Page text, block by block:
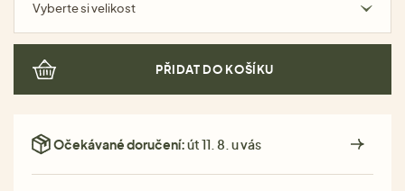
Vyberte si velikost
PŘIDAT DO KOŠÍKU
Očekávané doručení:út 11. 8. u vás